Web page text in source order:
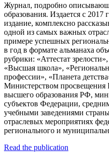
Журнал, подробно
образования. Издается с 2017
издание, комплексно
одной из самых важных
примере успешных
в год в формате альманаха
рубрики: «Аттестат
«Высшая школа»,
профессии», «Планета
Министерством
высшего образования РФ,
субъектов Федерации,
учебными заведениями
отраслевых мероприятиях
регионального и
Read the publication